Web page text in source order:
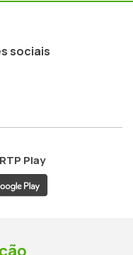
sociais
RTP Play